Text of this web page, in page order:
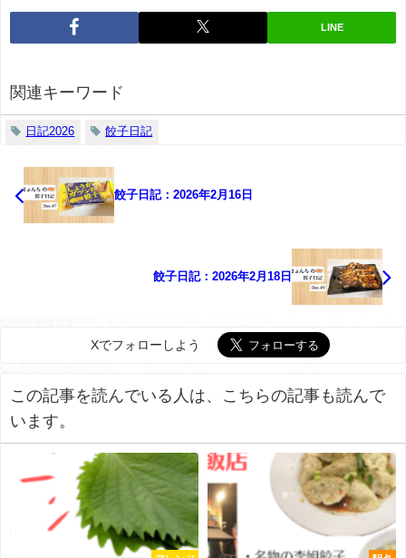
LINE
関連キーワード
日記2026 餃子日記
餃子日記：2026年2月16日
餃子日記：2026年2月18日
Xでフォローしよう
この記事を読んでいる人は、こちらの記事も読んで
います。